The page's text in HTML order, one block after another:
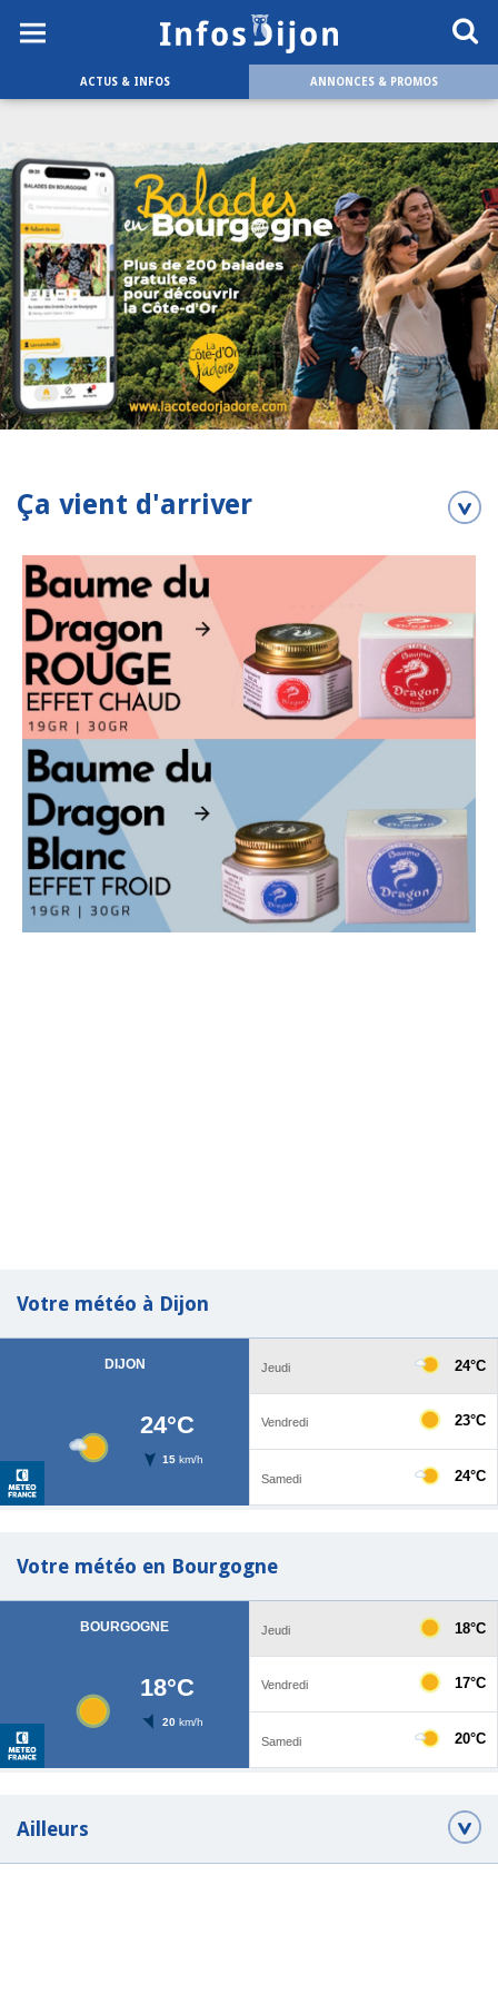
ACTUS & INFOS ANNONCES & PROMOS
Ça vient d'arriver
Votre météo à Dijon
Votre météo en Bourgogne
Ailleurs